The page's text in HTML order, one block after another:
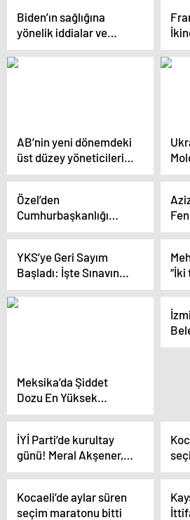
Biden’ın sağlığına
yönelik iddialar ve
adaylığı bırak çağrıları
AB’nin yeni dönemdeki
üst düzey yöneticileri
belirlendi
Özel’den
Cumhurbaşkanlığı
sorusuna net cevap:
CHP’nin iktidar olduğu
gece partinin genel
başkanı olmak
YKS’ye Geri Sayım
Başladı: İşte Sınavın
Temel Kuralları
“İki
Meksika’da Şiddet
Dozu En Yüksek
Seçimlere Günler Kaldı
İYİ Parti’de kurultay
günü! Meral Akşener,
Kennedy’nin meşhur
Kocaeli’de aylar süren
seçim maratonu bitti